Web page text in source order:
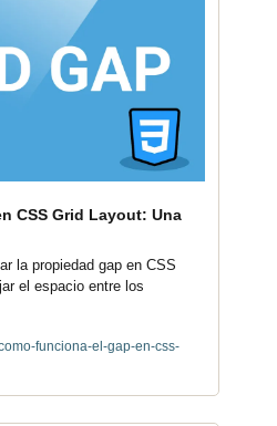
CSS Grid Layout: Una
la propiedad gap en CSS
el espacio entre los
funciona-el-gap-en-css-